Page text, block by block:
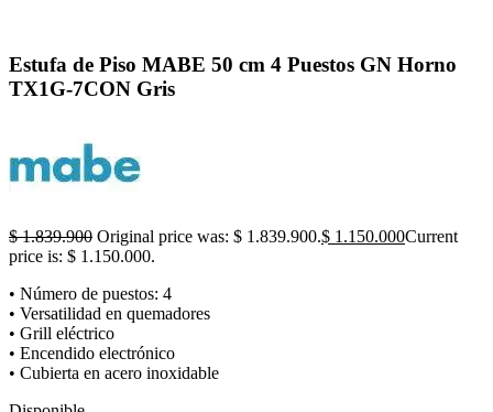
Estufa de Piso MABE 50 cm 4 Puestos GN Horno
TX1G-7CON Gris
$1.839.900 Original price was: $ 1.839.900.$ 1.150.000Current
price is: $ 1.150.000.
• Número de puestos: 4
• Versatilidad en quemadores
• Grill eléctrico
• Encendido electrónico
• Cubierta en acero inoxidable